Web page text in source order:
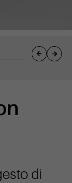
di